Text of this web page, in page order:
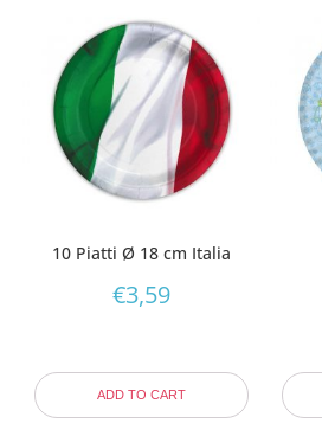
10 Piatti Ø 18 cm Italia
€3,59
ADD TO CART